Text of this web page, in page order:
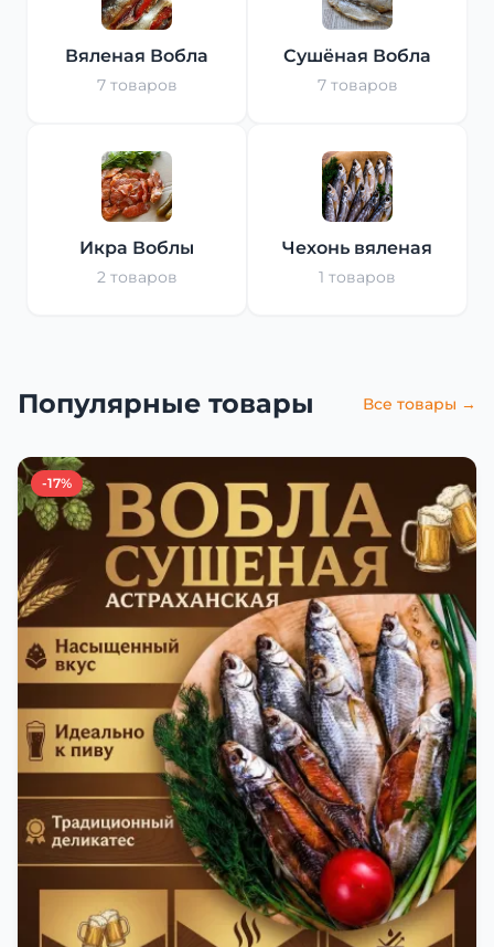
Вяленая Вобла
7 товаров
Сушёная Вобла
7 товаров
Икра Воблы
2 товаров
Чехонь вяленая
1 товаров
Популярные товары Все товары →
-17%